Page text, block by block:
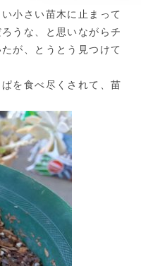
小さい苗木に止まって
うな、と思いながらチ
が、とうとう見つけて
を食べ尽くされて、苗